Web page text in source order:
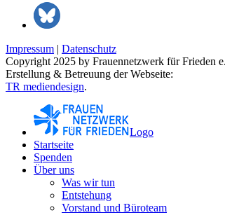
Impressum | Datenschutz
Copyright 2025 by Frauennetzwerk für Frieden
Erstellung & Betreuung der Webseite:
TR mediendesign.
Logo
Startseite
Spenden
Über uns
Was wir tun
Entstehung
Vorstand und Büroteam